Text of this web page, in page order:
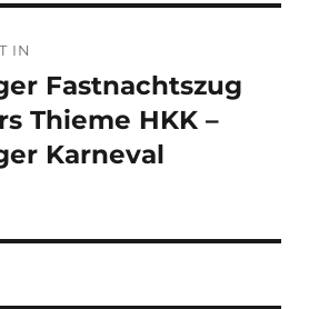
IN
Fastnachtszug
Thieme HKK –
Karneval